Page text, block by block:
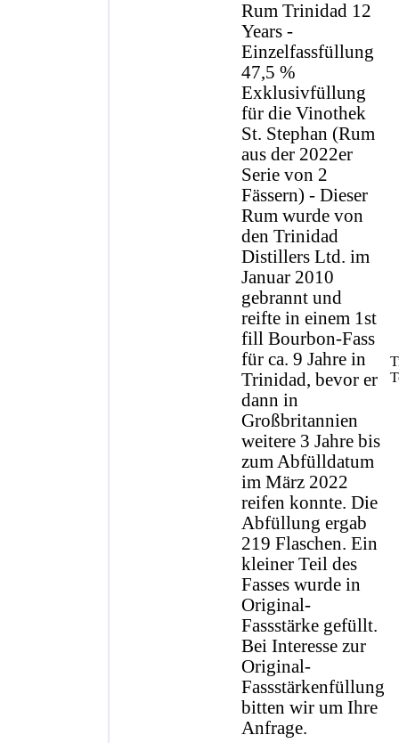
Rum Trinidad 12
Years -
Einzelfassfüllung
47,5 %
Exklusivfüllung
für die Vinothek
St. Stephan (Rum
aus der 2022er
Serie von 2
Fässern) - Dieser
Rum wurde von
den Trinidad
Distillers Ltd. im
Januar 2010
gebrannt und
reifte in einem 1st
fill Bourbon-Fass
für ca. 9 Jahre in
Trinidad, bevor er
dann in
Großbritannien
weitere 3 Jahre bis
zum Abfülldatum
im März 2022
reifen konnte. Die
Abfüllung ergab
219 Flaschen. Ein
kleiner Teil des
Fasses wurde in
Original-
Fassstärke gefüllt.
Bei Interesse zur
Original-
Fassstärkenfüllung
bitten wir um Ihre
Anfrage.